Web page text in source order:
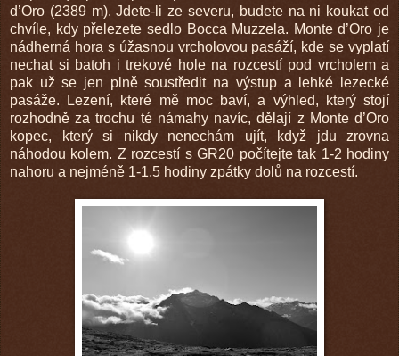
d’Oro (2389 m). Jdete-li ze severu, budete na ni koukat od
chvíle, kdy přelezete sedlo Bocca Muzzela. Monte d’Oro je
nádherná hora s úžasnou vrcholovou pasáží, kde se vyplatí
nechat si batoh i trekové hole na rozcestí pod vrcholem a
pak už se jen plně soustředit na výstup a lehké lezecké
pasáže. Lezení, které mě moc baví, a výhled, který stojí
rozhodně za trochu té námahy navíc, dělají z Monte d’Oro
kopec, který si nikdy nenechám ujít, když jdu zrovna
náhodou kolem. Z rozcestí s GR20 počítejte tak 1-2 hodiny
nahoru a nejméně 1-1,5 hodiny zpátky dolů na rozcestí.